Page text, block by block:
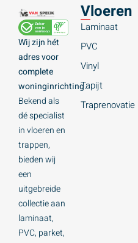
Wij zijn hét
adres voor
complete
woninginrichting.
Bekend als
dé specialist
in vloeren en
trappen,
bieden wij
een
uitgebreide
collectie aan
laminaat,
PVC, parket,
Vloeren
Laminaat
PVC
Vinyl
Tapijt
Traprenovatie